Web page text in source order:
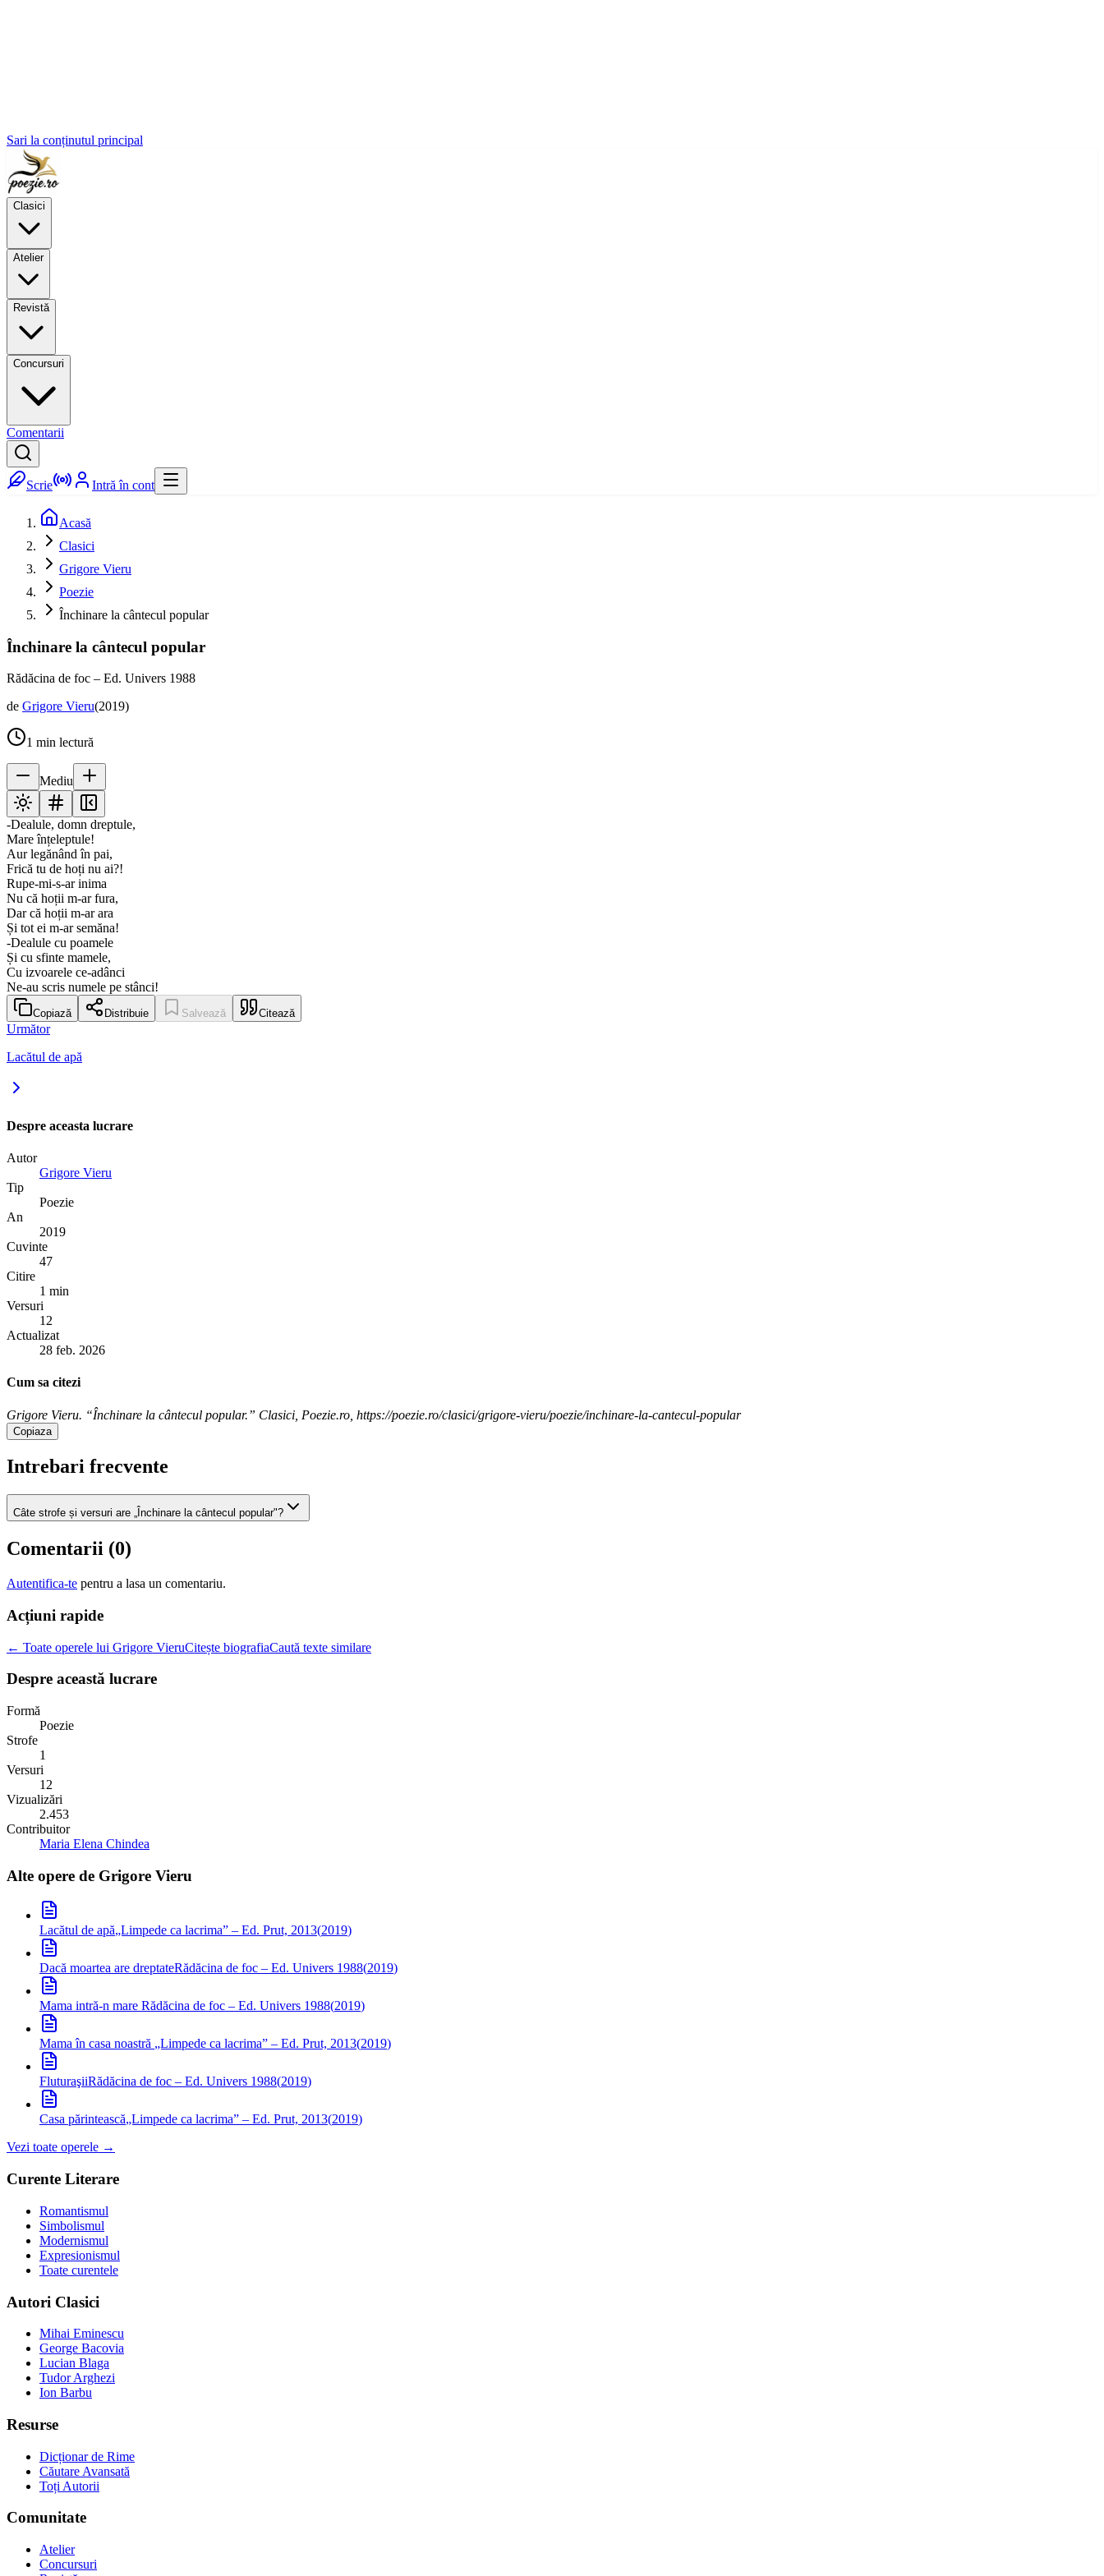
Sari la conținutul principal
Clasici
Atelier
Revistă
Concursuri
Comentarii
Scrie Intră în cont
Acasă
Clasici
Grigore Vieru
Poezie
Închinare la cântecul popular
Închinare la cântecul popular
Rădăcina de foc – Ed. Univers 1988
de Grigore Vieru(2019)
1 min lectură
Mediu
-Dealule, domn dreptule,
Mare înțeleptule!
Aur legănând în pai,
Frică tu de hoți nu ai?!
Rupe-mi-s-ar inima
Nu că hoții m-ar fura,
Dar că hoții m-ar ara
Și tot ei m-ar semăna!
-Dealule cu poamele
Și cu sfinte mamele,
Cu izvoarele ce-adânci
Ne-au scris numele pe stânci!
Copiază Distribuie Salvează Citează
Următor
Lacătul de apă
Despre aceasta lucrare
Autor
Grigore Vieru
Tip
Poezie
An
2019
Cuvinte
47
Citire
1 min
Versuri
12
Actualizat
28 feb. 2026
Cum sa citezi
Grigore Vieru. “Închinare la cântecul popular.” Clasici, Poezie.ro, https://poezie.ro/clasici/grigore-vieru/poezie/inchinare-la-cantecul-popular
Copiaza
Intrebari frecvente
Câte strofe și versuri are „Închinare la cântecul popular"?
Comentarii (0)
Autentifica-te pentru a lasa un comentariu.
Acțiuni rapide
← Toate operele lui Grigore VieruCitește biografiaCaută texte similare
Despre această lucrare
Formă
Poezie
Strofe
1
Versuri
12
Vizualizări
2.453
Contribuitor
Maria Elena Chindea
Alte opere de Grigore Vieru
Lacătul de apă„Limpede ca lacrima” – Ed. Prut, 2013(2019)
Dacă moartea are dreptateRădăcina de foc – Ed. Univers 1988(2019)
Mama intră-n mare Rădăcina de foc – Ed. Univers 1988(2019)
Mama în casa noastră „Limpede ca lacrima” – Ed. Prut, 2013(2019)
FluturaşiiRădăcina de foc – Ed. Univers 1988(2019)
Casa părintească„Limpede ca lacrima” – Ed. Prut, 2013(2019)
Vezi toate operele →
Curente Literare
Romantismul
Simbolismul
Modernismul
Expresionismul
Toate curentele
Autori Clasici
Mihai Eminescu
George Bacovia
Lucian Blaga
Tudor Arghezi
Ion Barbu
Resurse
Dicționar de Rime
Căutare Avansată
Toți Autorii
Comunitate
Atelier
Concursuri